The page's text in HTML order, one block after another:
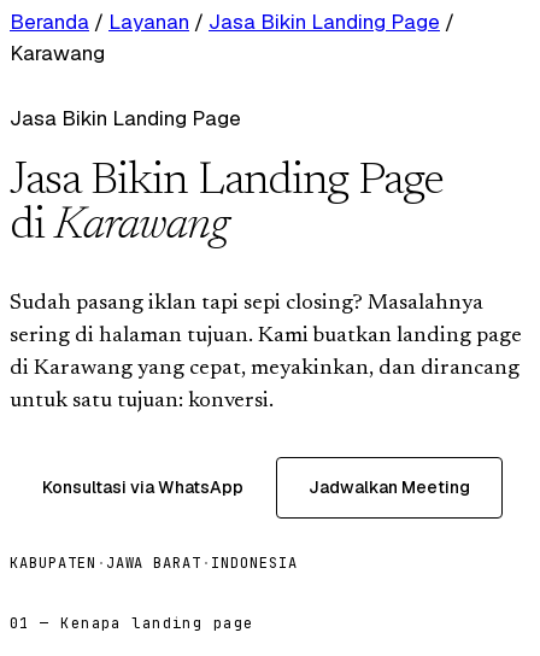
Beranda / Layanan / Jasa Bikin Landing Page /
Karawang
Jasa Bikin Landing Page
Jasa Bikin Landing Page
diKarawang
Sudah pasang iklan tapi sepi closing? Masalahnya
sering di halaman tujuan. Kami buatkan landing page
di Karawang yang cepat, meyakinkan, dan dirancang
untuk satu tujuan: konversi.
Konsultasi via WhatsApp Jadwalkan Meeting
KABUPATEN · JAWA BARAT · INDONESIA
01 — Kenapa landing page